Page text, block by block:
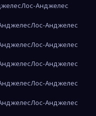
Лос-Анджелес
Лос-Анджелес
Лос-Анджелес
Лос-Анджелес
Лос-Анджелес
Лос-Анджелес